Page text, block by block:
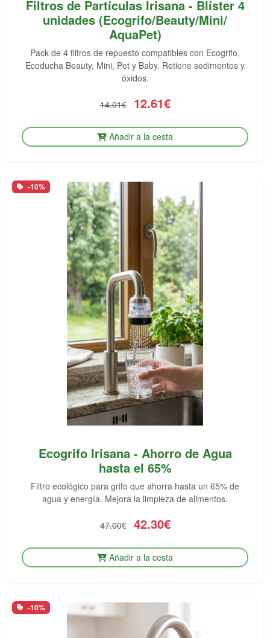
Filtros de Partículas Irisana - Blíster 4
unidades (Ecogrifo/Beauty/Mini/
AquaPet)
Pack de 4 filtros de repuesto compatibles con Ecogrifo,
Ecoducha Beauty, Mini, Pet y Baby. Retiene sedimentos y
óxidos.
14.01€ 12.61€
Añadir a la cesta
-10%
Ecogrifo Irisana - Ahorro de Agua
hasta el 65%
Filtro ecológico para grifo que ahorra hasta un 65% de
agua y energía. Mejora la limpieza de alimentos.
47.00€ 42.30€
Añadir a la cesta
-10%